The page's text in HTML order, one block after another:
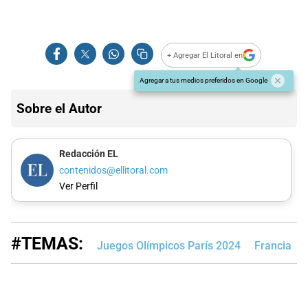
+ Agregar El Litoral en
Agregar a tus medios preferidos en Google
Sobre el Autor
Redacción EL
contenidos@ellitoral.com
Ver Perfil
#TEMAS: Juegos Olímpicos París 2024 Francia